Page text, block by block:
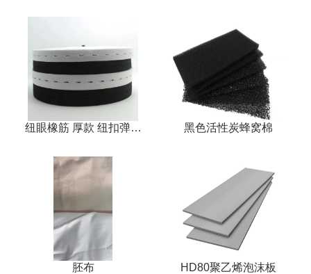
纽眼橡筋 厚款 纽扣弹力
黑色活性炭蜂窝棉
胚布 HD80聚乙烯泡沫板